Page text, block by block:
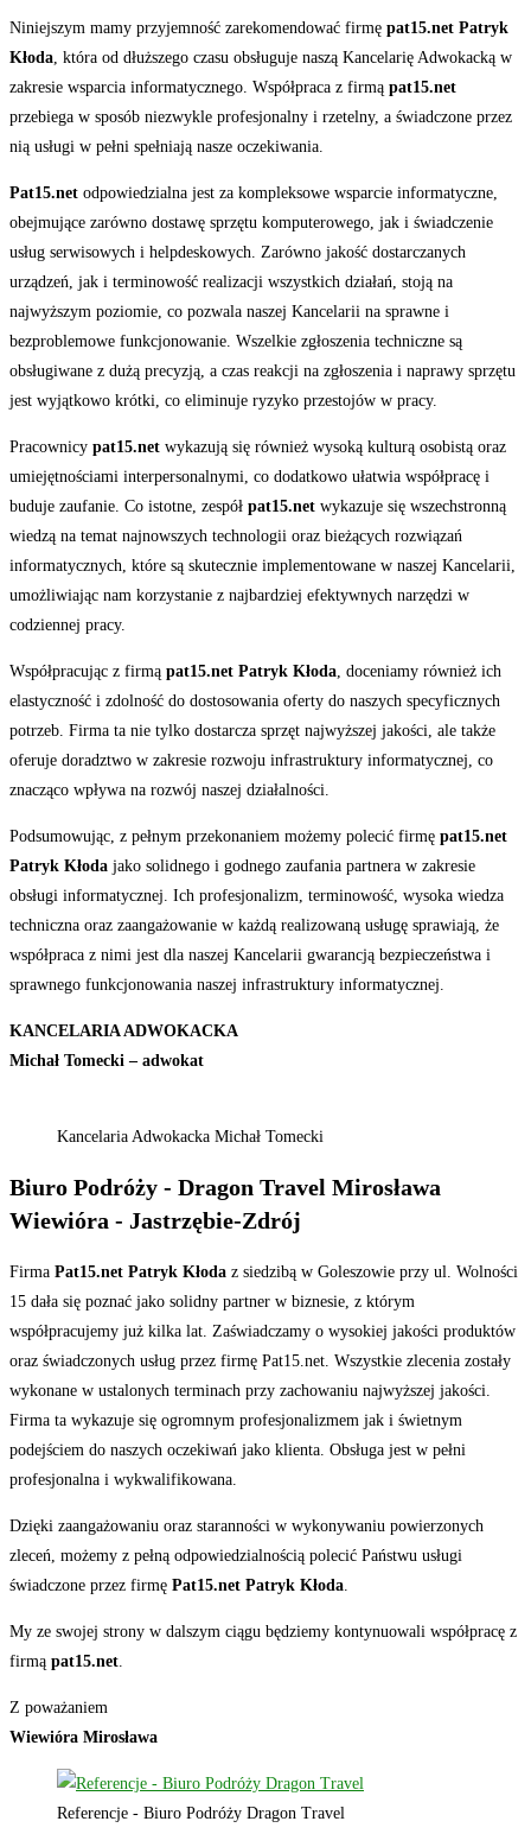
Niniejszym mamy przyjemność zarekomendować firmę pat15.net Patryk
Kłoda , która od dłuższego czasu obsługuje naszą Kancelarię Adwokacką w
zakresie wsparcia informatycznego. Współpraca z firmą pat15.net
przebiega w sposób niezwykle profesjonalny i rzetelny, a świadczone przez
nią usługi w pełni spełniają nasze oczekiwania.
Pat15.net odpowiedzialna jest za kompleksowe wsparcie informatyczne,
obejmujące zarówno dostawę sprzętu komputerowego, jak i świadczenie
usług serwisowych i helpdeskowych. Zarówno jakość dostarczanych
urządzeń, jak i terminowość realizacji wszystkich działań, stoją na
najwyższym poziomie, co pozwala naszej Kancelarii na sprawne i
bezproblemowe funkcjonowanie. Wszelkie zgłoszenia techniczne są
obsługiwane z dużą precyzją, a czas reakcji na zgłoszenia i naprawy sprzętu
jest wyjątkowo krótki, co eliminuje ryzyko przestojów w pracy.
Pracownicy pat15.net wykazują się również wysoką kulturą osobistą oraz
umiejętnościami interpersonalnymi, co dodatkowo ułatwia współpracę i
buduje zaufanie. Co istotne, zespół pat15.net wykazuje się wszechstronną
wiedzą na temat najnowszych technologii oraz bieżących rozwiązań
informatycznych, które są skutecznie implementowane w naszej Kancelarii,
umożliwiając nam korzystanie z najbardziej efektywnych narzędzi w
codziennej pracy.
Współpracując z firmą pat15.net Patryk Kłoda , doceniamy również ich
elastyczność i zdolność do dostosowania oferty do naszych specyficznych
potrzeb. Firma ta nie tylko dostarcza sprzęt najwyższej jakości, ale także
oferuje doradztwo w zakresie rozwoju infrastruktury informatycznej, co
znacząco wpływa na rozwój naszej działalności.
Podsumowując, z pełnym przekonaniem możemy polecić firmę pat15.net
Patryk Kłoda jako solidnego i godnego zaufania partnera w zakresie
obsługi informatycznej. Ich profesjonalizm, terminowość, wysoka wiedza
techniczna oraz zaangażowanie w każdą realizowaną usługę sprawiają, że
współpraca z nimi jest dla naszej Kancelarii gwarancją bezpieczeństwa i
sprawnego funkcjonowania naszej infrastruktury informatycznej.
KANCELARIA ADWOKACKA
Michał Tomecki – adwokat
Kancelaria Adwokacka Michał Tomecki
Biuro Podróży - Dragon Travel Mirosława
Wiewióra - Jastrzębie-Zdrój
Firma Pat15.net Patryk Kłoda z siedzibą w Goleszowie przy ul. Wolności
15 dała się poznać jako solidny partner w biznesie, z którym
współpracujemy już kilka lat. Zaświadczamy o wysokiej jakości produktów
oraz świadczonych usług przez firmę Pat15.net. Wszystkie zlecenia zostały
wykonane w ustalonych terminach przy zachowaniu najwyższej jakości.
Firma ta wykazuje się ogromnym profesjonalizmem jak i świetnym
podejściem do naszych oczekiwań jako klienta. Obsługa jest w pełni
profesjonalna i wykwalifikowana.
Dzięki zaangażowaniu oraz staranności w wykonywaniu powierzonych
zleceń, możemy z pełną odpowiedzialnością polecić Państwu usługi
świadczone przez firmę Pat15.net Patryk Kłoda
My ze swojej strony w dalszym ciągu będziemy kontynuowali współpracę z
firmą pat15.net
Z poważaniem
Wiewióra Mirosława
Referencje - Biuro Podróży Dragon Travel